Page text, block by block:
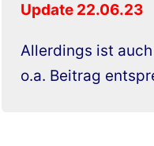
Update 22.06.23
Allerdings ist
o.a. Beitrag